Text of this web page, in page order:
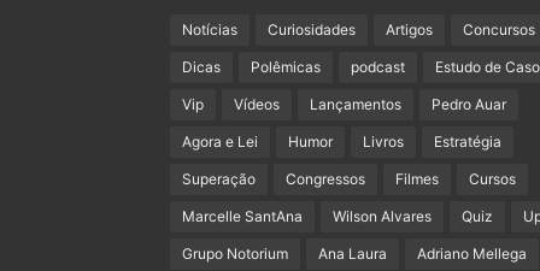
Notícias Curiosidades Artigos Concursos
Dicas Polêmicas podcast Estudo de Caso
Vip Vídeos Lançamentos Pedro Auar
Agora e Lei Humor Livros Estratégia
Superação Congressos Filmes Cursos
Marcelle SantAna Wilson Alvares Quiz
Grupo Notorium Ana Laura Adriano Mellega